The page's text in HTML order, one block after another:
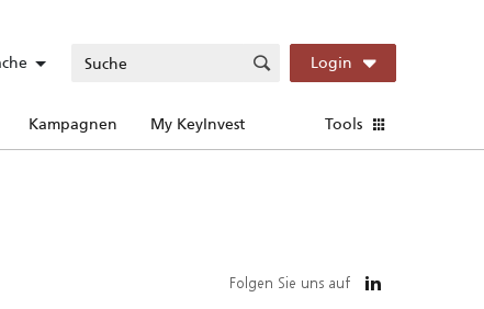
Login
Kampagnen My KeyInvest Tools
Folgen Sie uns auf